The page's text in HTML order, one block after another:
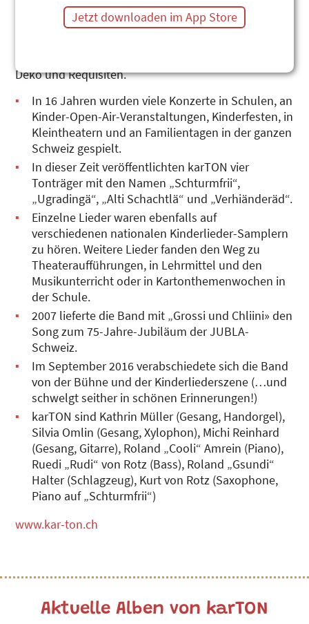
Bühnenprogramm zu präsentieren.
Von Anfang an war wichtig, dass die Kinder, und nicht
Deko und Requisiten.
In 16 Jahren wurden viele Konzerte in Schulen, an
Kinder-Open-Air-Veranstaltungen, Kinderfesten, in
Kleintheatern und an Familientagen in der ganzen
Schweiz gespielt.
In dieser Zeit veröffentlichten karTON vier
Tonträger mit den Namen „Schturmfrii“,
„Ugradingä“, „Alti Schachtlä“ und „Verhiänderäd“.
Einzelne Lieder waren ebenfalls auf
verschiedenen nationalen Kinderlieder-Samplern
zu hören. Weitere Lieder fanden den Weg zu
Theateraufführungen, in Lehrmittel und den
Musikunterricht oder in Kartonthemenwochen in
der Schule.
2007 lieferte die Band mit „Grossi und Chliini» den
Song zum 75-Jahre-Jubiläum der JUBLA-
Schweiz.
Im September 2016 verabschiedete sich die Band
von der Bühne und der Kinderliederszene (…und
schwelgt seither in schönen Erinnerungen!)
karTON sind Kathrin Müller (Gesang, Handorgel),
Silvia Omlin (Gesang, Xylophon), Michi Reinhard
(Gesang, Gitarre), Roland „Cooli“ Amrein (Piano),
Ruedi „Rudi“ von Rotz (Bass), Roland „Gsundi“
Halter (Schlagzeug), Kurt von Rotz (Saxophone,
Piano auf „Schturmfrii“)
www.kar-ton.ch
Aktuelle Alben von karTON
Jetzt downloaden im App Store